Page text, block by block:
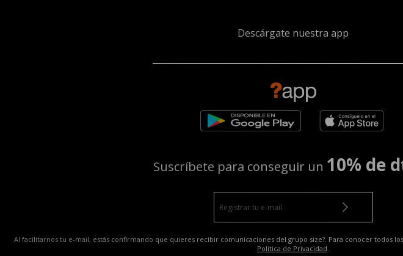
Descárgate nuestra app
Suscríbete para conseguir un 10% de
Al facilitarnos tu e-mail, estás confirmando que quieres recibir comunicaciones del grupo size?. Para conocer todos
Política de Privacidad.